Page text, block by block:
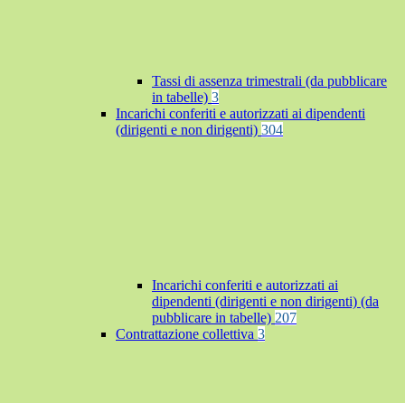
Tassi di assenza trimestrali (da pubblicare
in tabelle) 3
Incarichi conferiti e autorizzati ai dipendenti
(dirigenti e non dirigenti) 304
Incarichi conferiti e autorizzati ai
dipendenti (dirigenti e non dirigenti) (da
pubblicare in tabelle) 207
Contrattazione collettiva 3